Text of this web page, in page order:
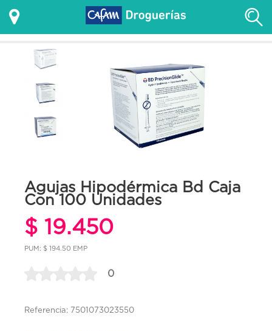
Agujas Hipodérmica Bd Caja
Con 100 Unidades
$ 19.450
PUM: $ 194.50 EMP
0
Referencia: 7501073023550